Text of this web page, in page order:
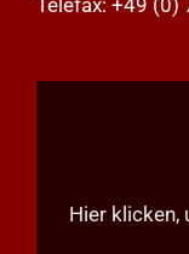
Hier klicken,